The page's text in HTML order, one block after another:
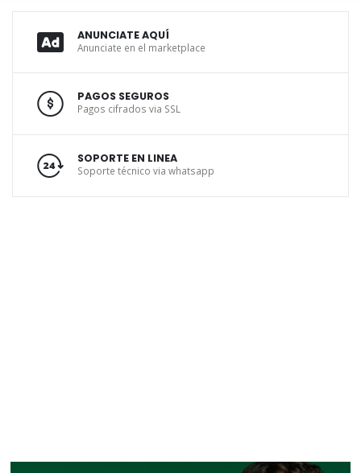
ANUNCIATE AQUÍ
Anunciate en el marketplace
PAGOS SEGUROS
Pagos cifrados via SSL
SOPORTE EN LINEA
Soporte técnico via whatsapp